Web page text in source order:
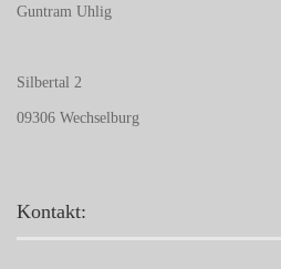
Guntram Uhlig
Silbertal 2
09306 Wechselburg
Kontakt: